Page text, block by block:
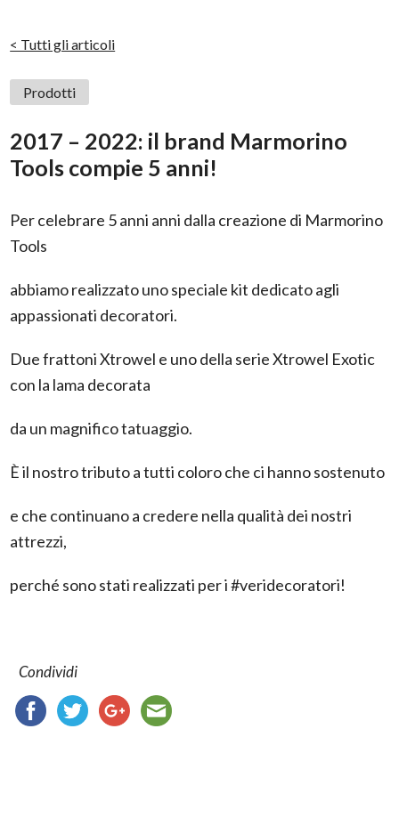
< Tutti gli articoli
Prodotti
2017 – 2022: il brand Marmorino
Tools compie 5 anni!
Per celebrare 5 anni anni dalla creazione di Marmorino
Tools
abbiamo realizzato uno speciale kit dedicato agli
appassionati decoratori.
Due frattoni Xtrowel e uno della serie Xtrowel Exotic
con la lama decorata
da un magnifico tatuaggio.
È il nostro tributo a tutti coloro che ci hanno sostenuto
e che continuano a credere nella qualità dei nostri
attrezzi,
perché sono stati realizzati per i #veridecoratori!
Condividi